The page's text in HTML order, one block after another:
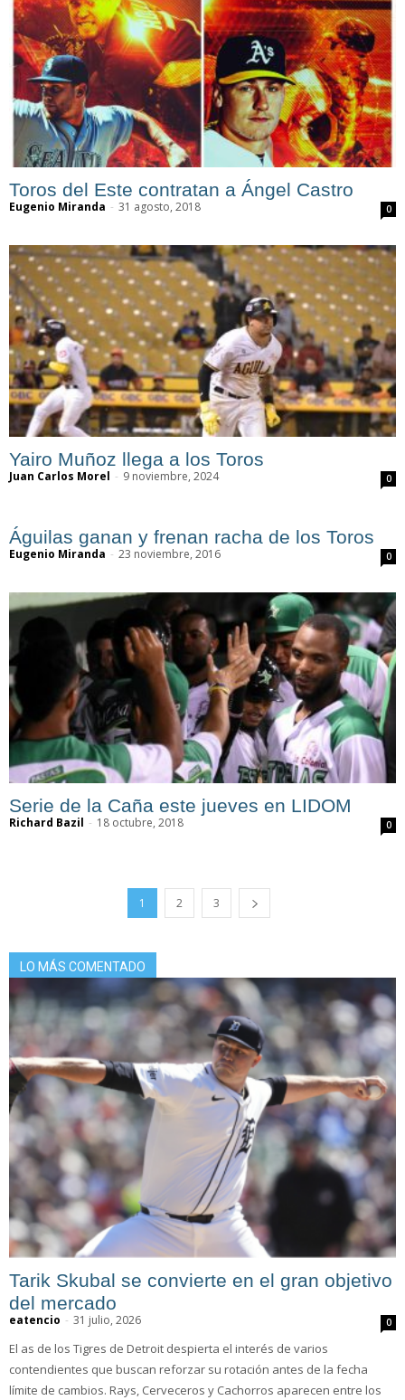
Toros del Este contratan a Ángel Castro
Eugenio Miranda - 31 agosto, 2018 0
Yairo Muñoz llega a los Toros
Juan Carlos Morel - 9 noviembre, 2024 0
Águilas ganan y frenan racha de los Toros
Eugenio Miranda - 23 noviembre, 2016 0
Serie de la Caña este jueves en LIDOM
Richard Bazil - 18 octubre, 2018 0
1 2 3
LO MÁS COMENTADO
Tarik Skubal se convierte en el gran objetivo
del mercado
eatencio - 31 julio, 2026 0
El as de los Tigres de Detroit despierta el interés de varios
contendientes que buscan reforzar su rotación antes de la fecha
límite de cambios. Rays, Cerveceros y Cachorros aparecen entre los